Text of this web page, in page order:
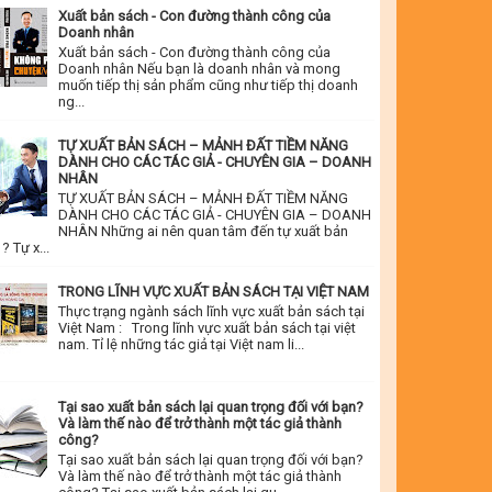
Xuất bản sách - Con đường thành công của
Doanh nhân
Xuất bản sách - Con đường thành công của
Doanh nhân Nếu bạn là doanh nhân và mong
muốn tiếp thị sản phẩm cũng như tiếp thị doanh
ng...
TỰ XUẤT BẢN SÁCH – MẢNH ĐẤT TIỀM NĂNG
DÀNH CHO CÁC TÁC GIẢ - CHUYÊN GIA – DOANH
NHÂN
TỰ XUẤT BẢN SÁCH – MẢNH ĐẤT TIỀM NĂNG
DÀNH CHO CÁC TÁC GIẢ - CHUYÊN GIA – DOANH
NHÂN Những ai nên quan tâm đến tự xuất bản
Tự x...
TRONG LĨNH VỰC XUẤT BẢN SÁCH TẠI VIỆT NAM
Thực trạng ngành sách lĩnh vực xuất bản sách tại
Việt Nam : Trong lĩnh vực xuất bản sách tại việt
nam. Tỉ lệ những tác giả tại Việt nam li...
Tại sao xuất bản sách lại quan trọng đối với bạn?
Và làm thế nào để trở thành một tác giả thành
công?
Tại sao xuất bản sách lại quan trọng đối với bạn?
Và làm thế nào để trở thành một tác giả thành